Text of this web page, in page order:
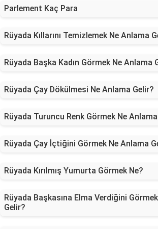
Parlement Kaç Para
Rüyada Kıllarını Temizlemek Ne Anlama
Rüyada Başka Kadın Görmek Ne Anlama
Rüyada Çay Dökülmesi Ne Anlama Gelir?
Rüyada Turuncu Renk Görmek Ne
Rüyada Çay İçtiğini Görmek Ne Anlama
Rüyada Kırılmış Yumurta Görmek Ne?
Rüyada Başkasına Elma Verdiğini
Gelir?